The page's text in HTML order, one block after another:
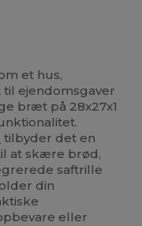
et hus,
ejendomsgaver
bræt på 28x27x1
tilbyder det en
at skære brød,
saftrille
din
eller